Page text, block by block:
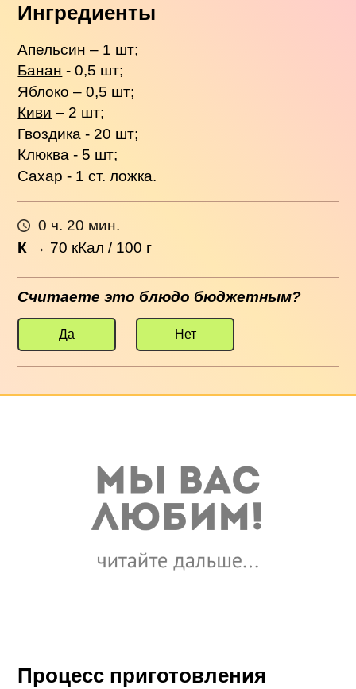
Ингредиенты
Апельсин – 1 шт;
Банан - 0,5 шт;
Яблоко – 0,5 шт;
Киви – 2 шт;
Гвоздика - 20 шт;
Клюква - 5 шт;
Сахар - 1 ст. ложка.
0 ч. 20 мин.
К → 70 кКал / 100 г
Считаете это блюдо бюджетным?
Да Нет
Процесс приготовления